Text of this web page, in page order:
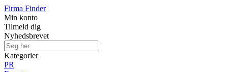
Firma Finder
Min konto
Tilmeld dig
Nyhedsbrevet
Kategorier
PR